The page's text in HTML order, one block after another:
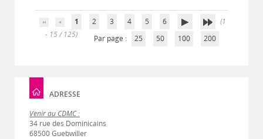
1 2 3 4 5 6
(1
- 15 / 125)
Par page : 25 50 100 200
ADRESSE
Venir au CDMC :
34 rue des Dominicains
68500 Guebwiller